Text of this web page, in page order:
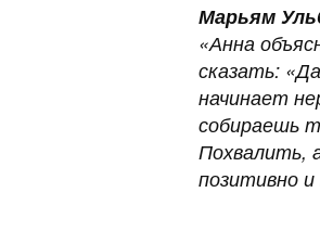
Марьям
«Анна
сказать:
начинает
собираешь
Похвалить,
позитивно и